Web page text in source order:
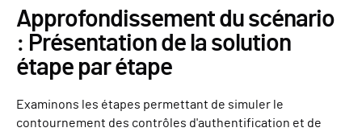
Approfondissement du scénario
: Présentation de la solution
étape par étape
Examinons les étapes permettant de simuler le
contournement des contrôles d'authentification et de